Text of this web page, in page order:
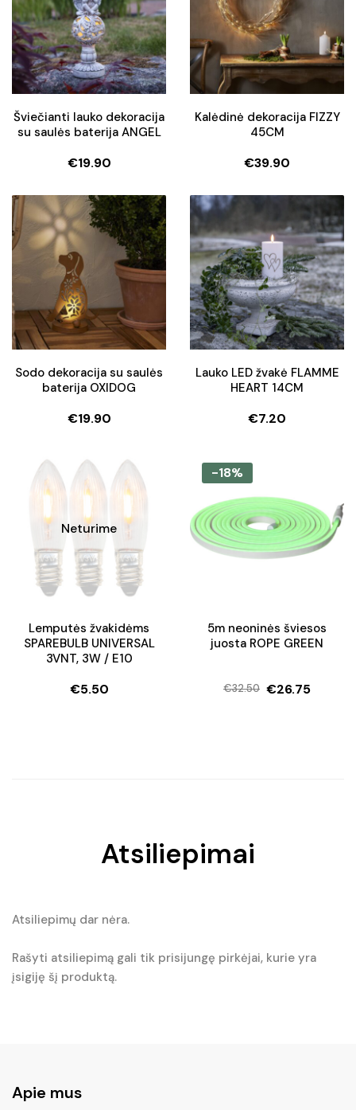
Šviečianti lauko dekoracija
su saulės baterija ANGEL
€19.90
Kalėdinė dekoracija FIZZY
45CM
€39.90
Sodo dekoracija su saulės
baterija OXIDOG
€19.90
Lauko LED žvakė FLAMME
HEART 14CM
€7.20
Neturime
Lemputės žvakidėms
SPAREBULB UNIVERSAL
3VNT, 3W / E10
€5.50
-18%
5m neoninės šviesos
juosta ROPE GREEN
€32.50
Original
€26.75
Current
Atsiliepimai
Atsiliepimų dar nėra.
Rašyti atsiliepimą gali tik prisijungę pirkėjai, kurie yra
įsigiję šį produktą.
Apie mus